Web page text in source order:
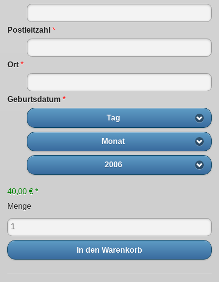
Postleitzahl *
Ort *
Geburtsdatum *
Tag
Monat
2006
40,00 € *
Menge
In den Warenkorb